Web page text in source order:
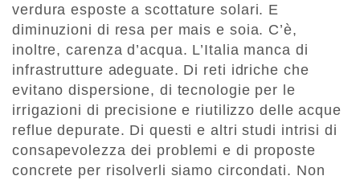
verdura esposte a scottature solari. E
diminuzioni di resa per mais e soia. C’è,
inoltre, carenza d’acqua. L’Italia manca di
infrastrutture adeguate. Di reti idriche che
evitano dispersione, di tecnologie per le
irrigazioni di precisione e riutilizzo delle acque
reflue depurate. Di questi e altri studi intrisi di
consapevolezza dei problemi e di proposte
concrete per risolverli siamo circondati. Non